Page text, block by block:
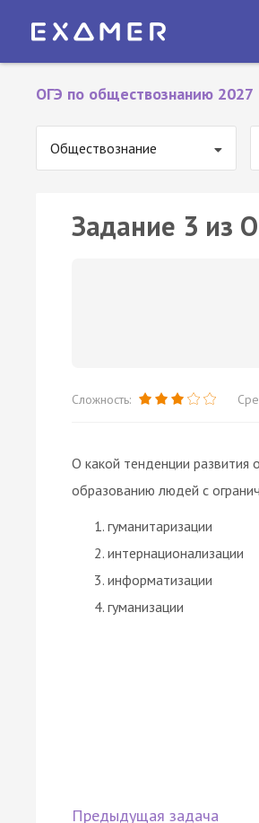
ОГЭ по обществознанию 2027
Обществознание
Задание 3 из
Сложность:
О какой тенденции развития
образованию людей с
гуманитаризации
интернационализации
информатизации
гуманизации
Предыдущая задача